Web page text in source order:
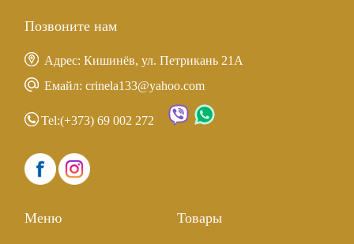
Позвоните нам
Адрес: Кишинёв, ул. Петрикань 21A
Емайл: crinela133@yahoo.com
Tel:(+373) 69 002 272
Меню Товары